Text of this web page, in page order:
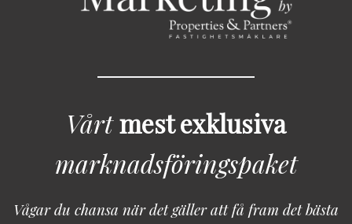
Vårtmest exklusiva
marknadsföringspaket
Vågar du chansa när det gäller att få fram det bästa